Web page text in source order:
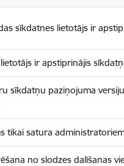
sīkdatnes lietotājs ir
ir apstiprinājis
sīkdatņu paziņojuma
tikai satura
no slodzes dalīšanas